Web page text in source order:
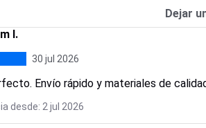
Dejar
I.
30 jul 2026
Envío rápido y materiales de
desde: 2 jul 2026